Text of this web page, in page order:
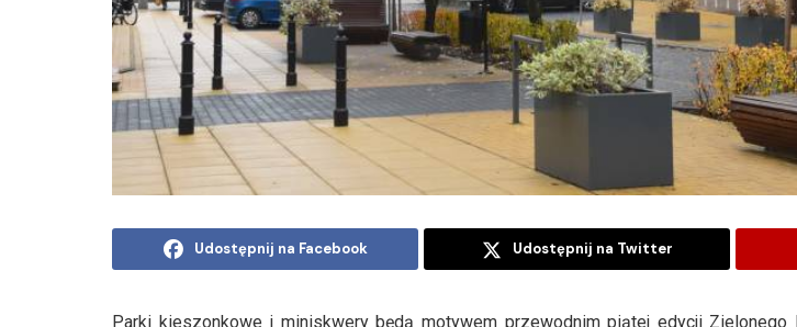
Udostępnij na Facebook Udostępnij na Twitter
Parki kieszonkowe i miniskwery będą motywem przewodnim piątej edycji Zielonego